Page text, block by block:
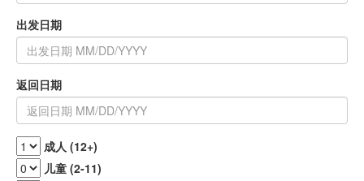
出发日期
返回日期
成人 (12+)
儿童 (2-11)